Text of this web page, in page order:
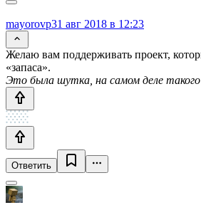
mayorovp31 авг 2018 в 12:23
Желаю вам поддерживать проект,
«запаса».
Это была шутка, на самом деле
Ответить